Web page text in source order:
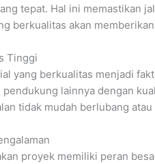
tepat. Hal ini memastikan
berkualitas akan
Tinggi
yang berkualitas menjadi
pendukung lainnya dengan
tidak mudah berlubang atau
proyek memiliki peran